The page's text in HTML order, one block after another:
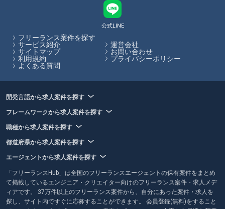
公式LINE
フリーランス案件を探す
サービス紹介
運営会社
サイトマップ
お問い合わせ
利用規約
プライバシーポリシー
よくある質問
開発言語から求人案件を探す
フレームワークから求人案件を探す
職種から求人案件を探す
都道府県から求人案件を探す
エージェントから求人案件を探す
「フリーランスHub」は全国のフリーランスエージェントの保有案件をまとめ
て掲載しているエンジニア・クリエイター向けのフリーランス案件・求人メデ
ィアです。 37万件以上のフリーランス案件から、自分にあった案件・求人を
探し、サイト内ですぐに応募することができます。 会員登録(無料)をすること